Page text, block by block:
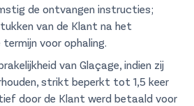
de ontvangen instructies;
van de Klant na het
voor ophaling.
van Glaçage, indien zij
strikt beperkt tot 1,5 keer
door de Klant werd betaald voor